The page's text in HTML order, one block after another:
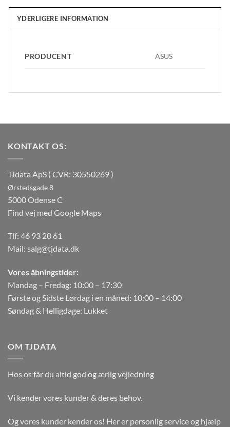
YDERLIGERE INFORMATION
PRODUCENT ASUS
KONTAKT OS:
TJdata ApS ( CVR: 30550269 )
Ørstedsgade 8
5000 Odense C
Find vej med Google Maps
Tlf: 46 93 20 61
Mail: salg@tjdata.dk
Vores åbningstider:
Mandag – Fredag: 10:00 – 17:30
Første og Sidste Lørdag i en måned: 10:00 – 14:00
Søndag & Helligdage: Lukket
OM TJDATA
Hos os får du altid god og ærlig vejledning
Vi kender vores kunder & deres behov.
Og vores kunder kender os! Her er personlig service og hjælp